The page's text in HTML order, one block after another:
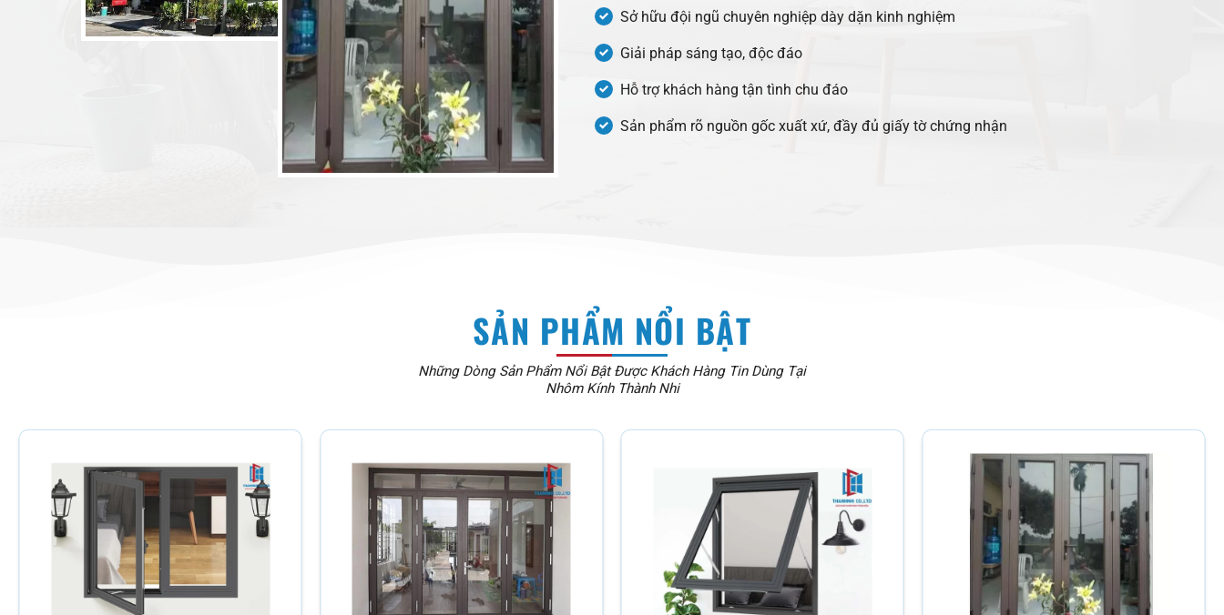
Sở hữu đội ngũ chuyên nghiệp dày dặn kinh nghiệm
Giải pháp sáng tạo, độc đáo
Hỗ trợ khách hàng tận tình chu đáo
Sản phẩm rõ nguồn gốc xuất xứ, đầy đủ giấy tờ chứng nhận
SẢN PHẨM NỔI BẬT
Những Dòng Sản Phẩm Nổi Bật Được Khách Hàng Tin Dùng Tại
Nhôm Kính Thành Nhi